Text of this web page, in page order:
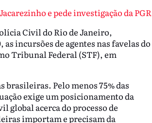
e pede investigação da PGR
Civil do Rio de Janeiro,
incursões de agentes nas favelas do
Tribunal Federal (STF), em
brasileiras. Pelo menos 75% das
exige um posicionamento da
global acerca do processo de
importam e precisam da